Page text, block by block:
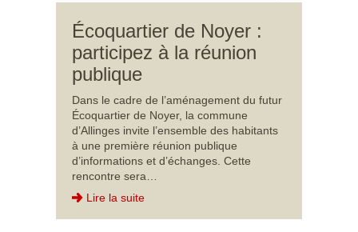
Écoquartier de Noyer :
participez à la réunion
publique
Dans le cadre de l’aménagement du futur
Écoquartier de Noyer, la commune
d’Allinges invite l’ensemble des habitants
à une première réunion publique
d’informations et d’échanges. Cette
rencontre sera…
Lire la suite